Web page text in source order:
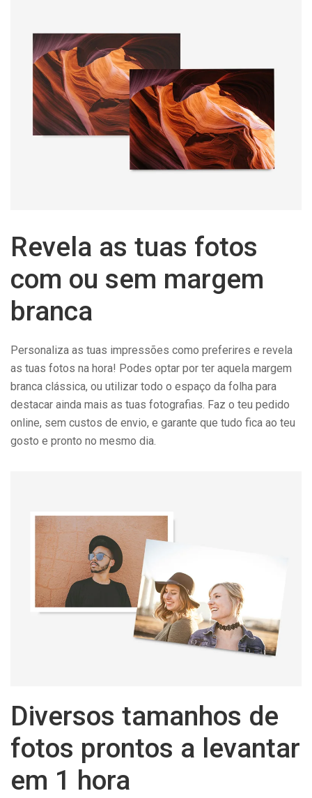
Revela as tuas fotos
com ou sem margem
branca
Personaliza as tuas impressões como preferires e revela
as tuas fotos na hora! Podes optar por ter aquela margem
branca clássica, ou utilizar todo o espaço da folha para
destacar ainda mais as tuas fotografias. Faz o teu pedido
online, sem custos de envio, e garante que tudo fica ao teu
gosto e pronto no mesmo dia.
Diversos tamanhos de
fotos prontos a levantar
em 1 hora